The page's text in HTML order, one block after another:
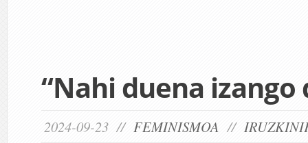
“Nahi duena izango
2024-09-23 // FEMINISMOA //